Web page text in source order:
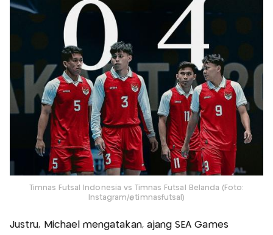
Timnas Futsal Indonesia vs Timnas Futsal Belanda (Foto:
Instagram/@timnasfutsal)
Justru, Michael mengatakan, ajang SEA Games